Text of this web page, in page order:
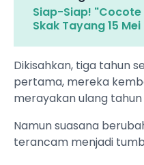
Siap-Siap!
Skak Tayang 15
Dikisahkan, tiga tahun
pertama, mereka
merayakan ulang
Namun suasana
terancam menjadi